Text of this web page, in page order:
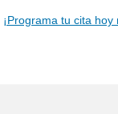
¡Programa tu cita hoy